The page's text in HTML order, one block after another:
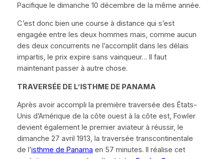
Pacifique le dimanche 10 décembre de la même année.
C’est donc bien une course à distance qui s’est
engagée entre les deux hommes mais, comme aucun
des deux concurrents ne l’accomplit dans les délais
impartis, le prix expire sans vainqueur… Il faut
maintenant passer à autre chose.
TRAVERSÉE DE L’ISTHME DE PANAMA
Après avoir accompli la première traversée des États-
Unis d’Amérique de la côte ouest à la côte est, Fowler
devient également le premier aviateur à réussir, le
dimanche 27 avril 1913, la traversée transcontinentale
de l’isthme de Panama en 57 minutes. Il réalise cet